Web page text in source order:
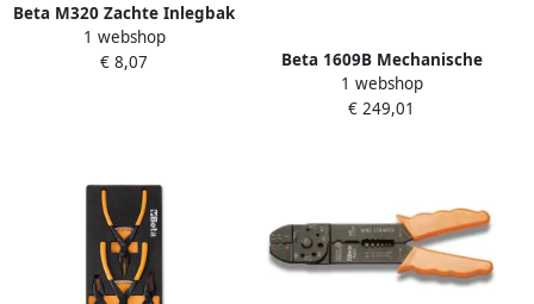
Beta M320 Zachte Inlegbak
Met 146 Gereedschap
024500320
1 webshop
€ 8,07
Beta 1609B Mechanische
kabelschoentang
016090101
1 webshop
€ 249,01